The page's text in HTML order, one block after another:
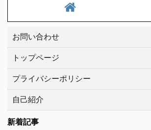
お問い合わせ
トップページ
プライバシーポリシー
自己紹介
新着記事